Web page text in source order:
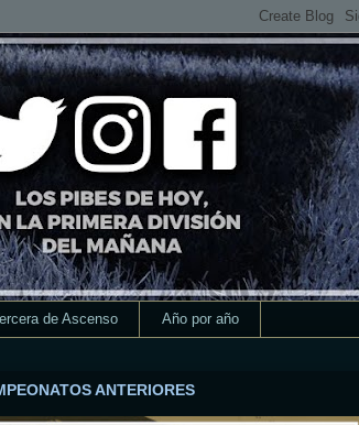
de Ascenso Año por año
ANTERIORES